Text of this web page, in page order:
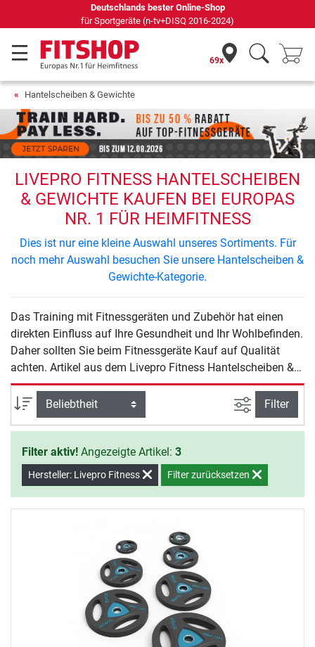
Deutschlands bester Online-Shop
für Sportgeräte (n-tv+DISQ 2016-2024)
69x
Hantelscheiben & Gewichte
LIVEPRO FITNESS HANTELSCHEIBEN
& GEWICHTE KAUFEN BEI EUROPAS
NR. 1 FÜR HEIMFITNESS
Dies ist nur eine kleine Auswahl unseres Sortiments. Für
noch mehr Auswahl besuchen Sie unsere Hantelscheiben &
Gewichte-Kategorie.
Das Training mit Fitnessgeräten und Zubehör hat einen
direkten Einfluss auf Ihre Gesundheit und Ihr Wohlbefinden.
Daher sollten Sie beim Fitnessgeräte Kauf auf Qualität
achten. Artikel aus dem Livepro Fitness Hantelscheiben &
Gewichte Sortiment bieten Ihnen Sicherheit und Qualität für
ein effektives Training zu Hause.
Sortierung Ansicht
Filter
Filter aktiv! Angezeigte Artikel: 3
Hersteller: Livepro Fitness Filter zurücksetzen